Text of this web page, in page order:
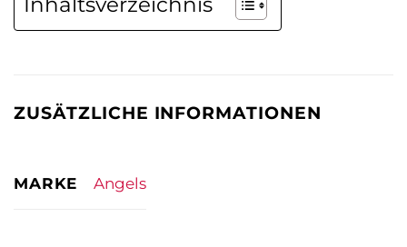
Inhaltsverzeichnis
ZUSÄTZLICHE INFORMATIONEN
MARKE Angels